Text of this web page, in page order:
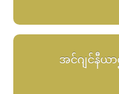
အင်ဂျင်နီယ